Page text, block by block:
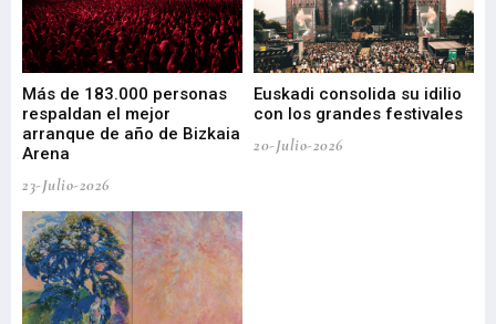
Más de 183.000 personas
respaldan el mejor
arranque de año de Bizkaia
Arena
23-Julio-2026
Euskadi consolida su idilio
con los grandes festivales
20-Julio-2026